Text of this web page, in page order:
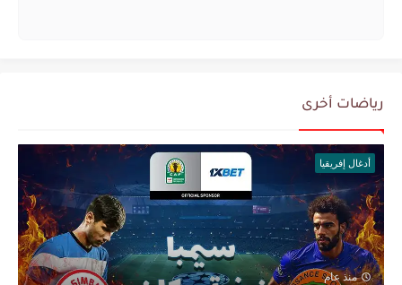
رياضات أخرى
أدغال إفريقيا
منذ عام